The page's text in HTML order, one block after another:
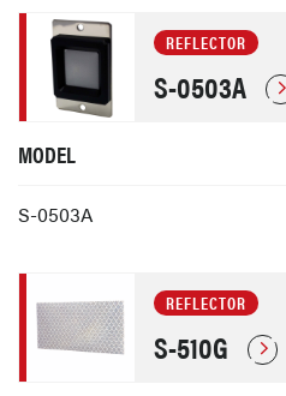
REFLECTOR
S-0503A
MODEL
S-0503A
REFLECTOR
S-510G